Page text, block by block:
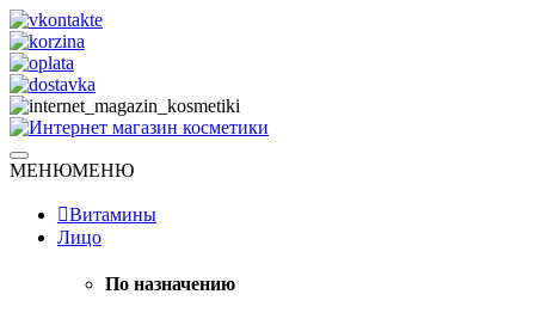
Skip
to
content
Интернет магазин косметики
Натуральная косметика
МЕНЮМЕНЮ
Витамины
Лицо
По назначению